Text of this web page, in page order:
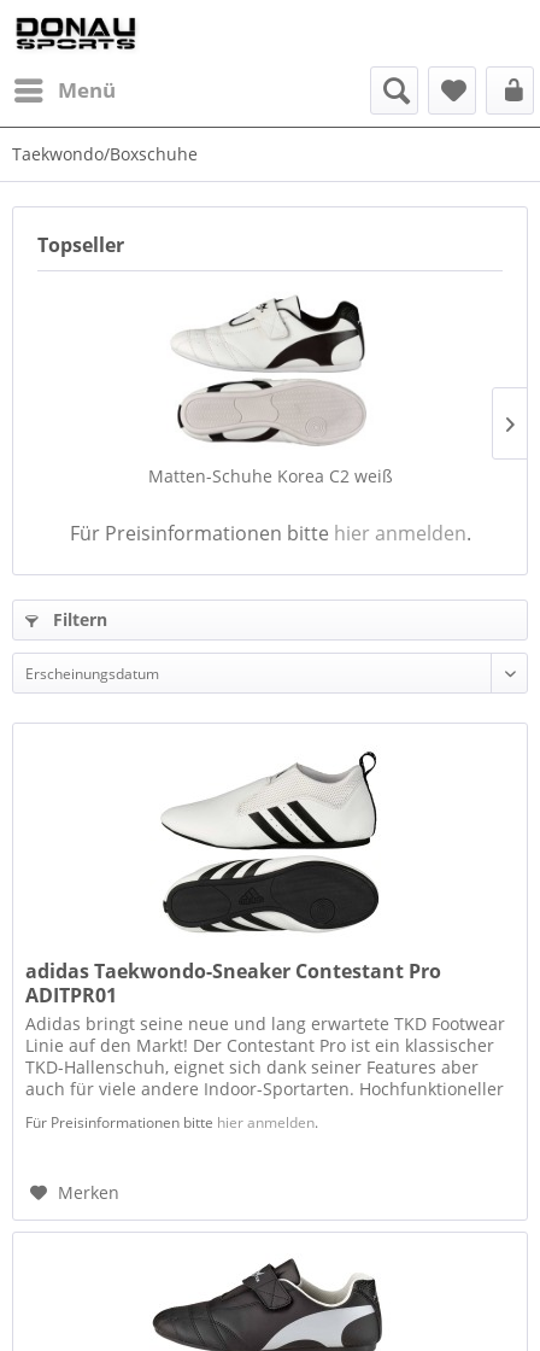
Menü
Taekwondo/Boxschuhe
Topseller
Matten-Schuhe Korea C2 weiß
Für Preisinformationen bitte hier anmelden.
Filtern
adidas Taekwondo-Sneaker Contestant Pro
ADITPR01
Adidas bringt seine neue und lang erwartete TKD Footwear
Linie auf den Markt! Der Contestant Pro ist ein klassischer
TKD-Hallenschuh, eignet sich dank seiner Features aber
auch für viele andere Indoor-Sportarten. Hochfunktioneller
Für Preisinformationen bitte hier anmelden.
Merken